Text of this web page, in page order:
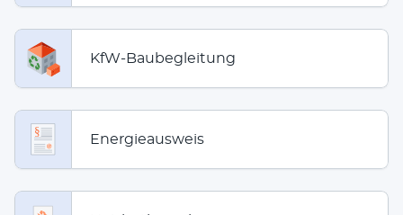
KfW-Baubegleitung
Energieausweis